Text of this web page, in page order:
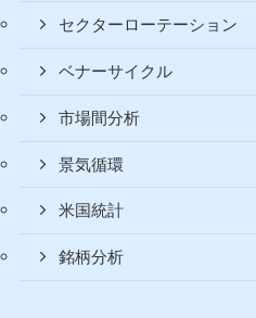
セクターローテーション
ベナーサイクル
市場間分析
景気循環
米国統計
銘柄分析